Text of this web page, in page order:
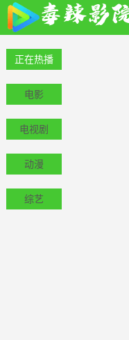
正在热播
电影
电视剧
动漫
综艺